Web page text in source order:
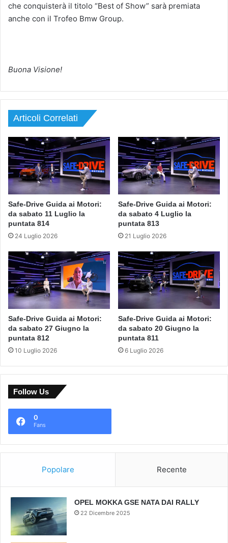
che conquisterà il titolo “Best of Show” sarà premiata
anche con il Trofeo Bmw Group.
Buona Visione!
Articoli Correlati
Safe-Drive Guida ai Motori:
da sabato 11 Luglio la
puntata 814
24 Luglio 2026
Safe-Drive Guida ai Motori:
da sabato 4 Luglio la
puntata 813
21 Luglio 2026
Safe-Drive Guida ai Motori:
da sabato 27 Giugno la
puntata 812
10 Luglio 2026
Safe-Drive Guida ai Motori:
da sabato 20 Giugno la
puntata 811
6 Luglio 2026
Follow Us
0
Fans
Popolare Recente
OPEL MOKKA GSE NATA DAI RALLY
22 Dicembre 2025